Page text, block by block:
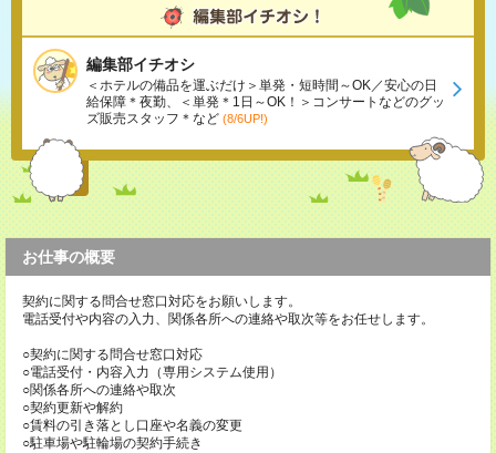
編集部イチオシ
＜ホテルの備品を運ぶだけ＞単発・短時間～OK／安心の日
給保障＊夜勤、＜単発＊1日～OK！＞コンサートなどのグッ
ズ販売スタッフ＊など (8/6UP!)
お仕事の概要
契約に関する問合せ窓口対応をお願いします。
電話受付や内容の入力、関係各所への連絡や取次等をお任せします。
○契約に関する問合せ窓口対応
○電話受付・内容入力（専用システム使用）
○関係各所への連絡や取次
○契約更新や解約
○賃料の引き落とし口座や名義の変更
○駐車場や駐輪場の契約手続き